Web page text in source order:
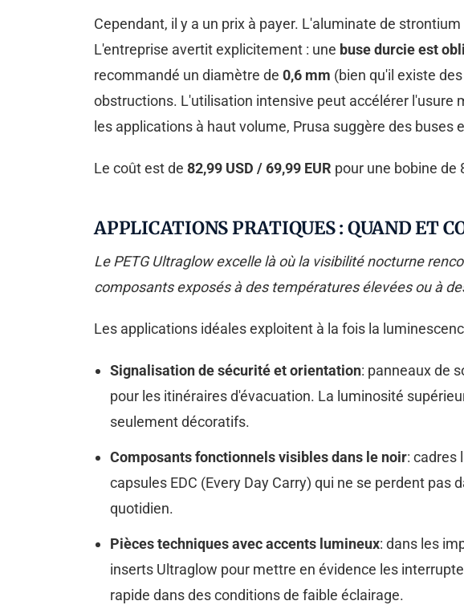
Cependant, il y a un prix à payer. L'aluminate de
L'entreprise avertit explicitement : une buse durcie est
recommandé un diamètre de 0,6 mm (bien qu'il existe
obstructions. L'utilisation intensive peut accélérer l'usure
les applications à haut volume, Prusa suggère des
Le coût est de 82,99 USD / 69,99 EUR pour une bobine
APPLICATIONS PRATIQUES : QUAND ET
Le PETG Ultraglow excelle là où la visibilité nocturne
composants exposés à des températures élevées ou à
Les applications idéales exploitent à la fois la
Signalisation de sécurité et orientation: panneaux de
pour les itinéraires d'évacuation. La luminosité
seulement décoratifs.
Composants fonctionnels visibles dans le noir: cadres
capsules EDC (Every Day Carry) qui ne se perdent
quotidien.
Pièces techniques avec accents lumineux: dans les
inserts Ultraglow pour mettre en évidence les
rapide dans des conditions de faible éclairage.